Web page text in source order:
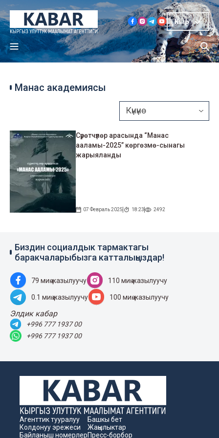
Кыр
Манас академиясы
Сүрөтчүлөр арасында “Манас
ааламы-2025” көргөзмө-сынагы
жарыяланды
07 Февраль 2025 18:23 2492
Биздин социалдык тармактагы
баракчаларыбызга катталыңыздар!
79 миң жазылуучу 110 миң жазылуучу
0.1 миң жазылуучу 100 миң жазылуучу
Элдик кабар
+996 777 1937 00
+996 777 1937 00
Агенттик тууралуу
Колдонуу эрежеси
Байланыш номерлер
Башкы бет
Жаңылыктар
Пресс-борбор